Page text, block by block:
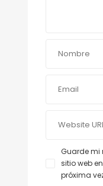
Guarde mi
sitio web
próxima